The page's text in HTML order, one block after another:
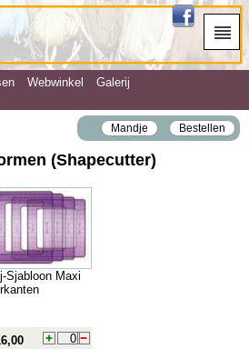
Webwinkel
Galerij
Mandje Bestellen
(Shapecutter)
Sjabloon Maxi